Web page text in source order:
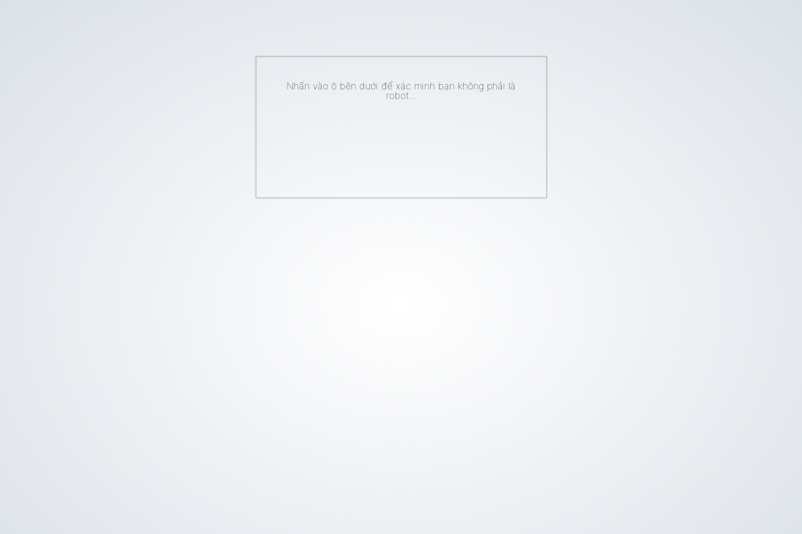
Nhấn vào ô bên dưới để xác minh bạn không phải là
robot...